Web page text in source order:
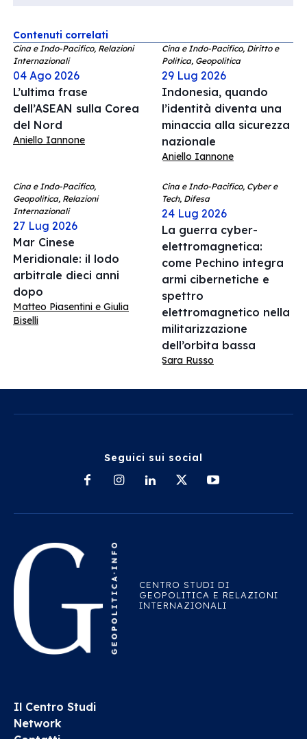
Contenuti correlati
Cina e Indo-Pacifico, Relazioni
Internazionali
04 Ago 2026
L’ultima frase
dell’ASEAN sulla Corea
del Nord
Aniello Iannone
Cina e Indo-Pacifico, Diritto e
Politica, Geopolitica
29 Lug 2026
Indonesia, quando
l’identità diventa una
minaccia alla sicurezza
nazionale
Aniello Iannone
Cina e Indo-Pacifico,
Geopolitica, Relazioni
Internazionali
27 Lug 2026
Mar Cinese
Meridionale: il lodo
arbitrale dieci anni
dopo
Matteo Piasentini e Giulia
Biselli
Cina e Indo-Pacifico, Cyber e
Tech, Difesa
24 Lug 2026
La guerra cyber-
elettromagnetica:
come Pechino integra
armi cibernetiche e
spettro
elettromagnetico nella
militarizzazione
dell’orbita bassa
Sara Russo
Seguici sui social
CENTRO STUDI DI
GEOPOLITICA E RELAZIONI
INTERNAZIONALI
Il Centro Studi
Network